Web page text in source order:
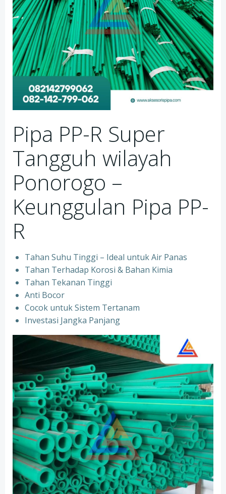
Pipa PP-R Super
Tangguh wilayah
Ponorogo –
Keunggulan Pipa PP-
R
Tahan Suhu Tinggi – Ideal untuk Air Panas
Tahan Terhadap Korosi & Bahan Kimia
Tahan Tekanan Tinggi
Anti Bocor
Cocok untuk Sistem Tertanam
Investasi Jangka Panjang